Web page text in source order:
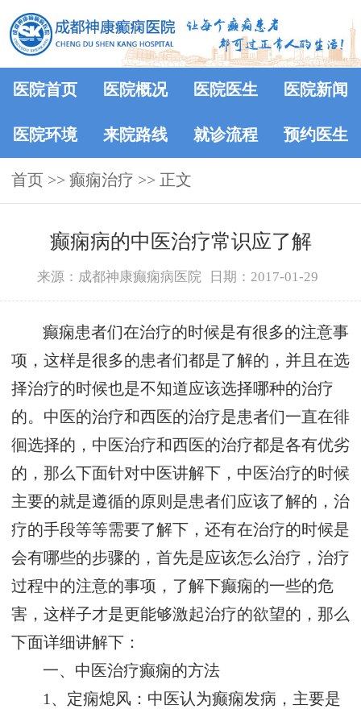
医院首页 医院概况 医院医生 医院新闻
医院环境 来院路线 就诊流程 预约医生
首页 >> 癫痫治疗 >> 正文
癫痫病的中医治疗常识应了解
来源：成都神康癫痫病医院 日期：2017-01-29
癫痫患者们在治疗的时候是有很多的注意事
项，这样是很多的患者们都是了解的，并且在选
择治疗的时候也是不知道应该选择哪种的治疗
的。中医的治疗和西医的治疗是患者们一直在徘
徊选择的，中医治疗和西医的治疗都是各有优劣
的，那么下面针对中医讲解下，中医治疗的时候
主要的就是遵循的原则是患者们应该了解的，治
疗的手段等等需要了解下，还有在治疗的时候是
会有哪些的步骤的，首先是应该怎么治疗，治疗
过程中的注意的事项，了解下癫痫的一些的危
害，这样子才是更能够激起治疗的欲望的，那么
下面详细讲解下：
一、中医治疗癫痫的方法
1、定痫熄风：中医认为癫痫发病，主要是